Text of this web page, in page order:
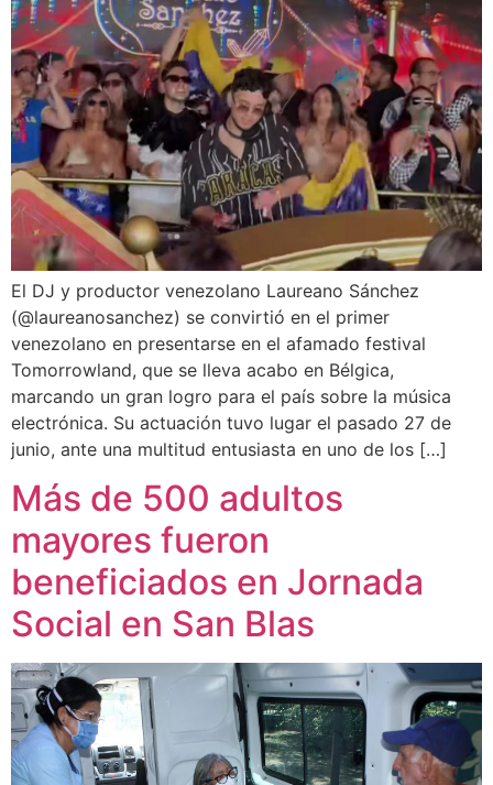
El DJ y productor venezolano Laureano Sánchez
(@laureanosanchez) se convirtió en el primer
venezolano en presentarse en el afamado festival
Tomorrowland, que se lleva acabo en Bélgica,
marcando un gran logro para el país sobre la música
electrónica. Su actuación tuvo lugar el pasado 27 de
junio, ante una multitud entusiasta en uno de los […]
Más de 500 adultos
mayores fueron
beneficiados en Jornada
Social en San Blas